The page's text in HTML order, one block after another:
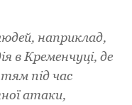
наприклад,
в Кременчуці, де
під час
атаки,